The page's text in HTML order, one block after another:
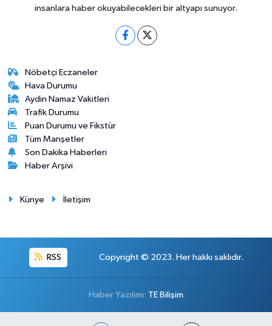
insanlara haber okuyabilecekleri bir altyapı sunuyor.
Nöbetçi Eczaneler
Hava Durumu
Aydin Namaz Vakitleri
Trafik Durumu
Puan Durumu ve Fikstür
Tüm Manşetler
Son Dakika Haberleri
Haber Arşivi
Künye İletişim
RSS Copyright © 2023. Her hakkı saklıdır.
Haber Yazılımı: TE Bilişim